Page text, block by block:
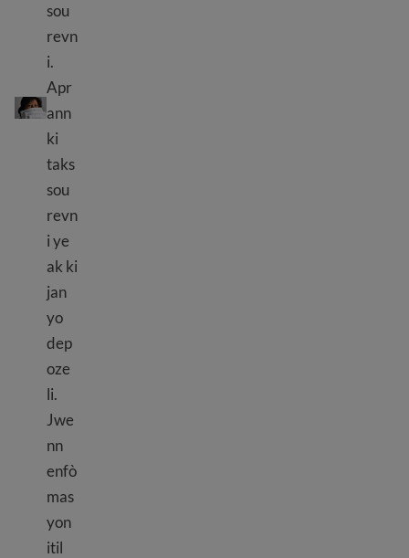
Ki jan yo peye taks nan Etazini
sou
revn
i.
Apr
ann
ki
taks
sou
revn
i ye
ak ki
jan
yo
dep
oze
li.
Jwe
nn
enfò
mas
yon
itil